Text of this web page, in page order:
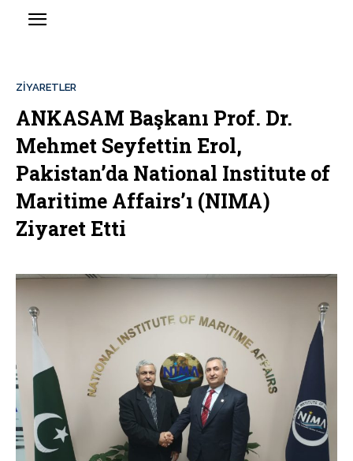
ZIYARETLER
ANKASAM Başkanı Prof. Dr.
Mehmet Seyfettin Erol,
Pakistan’da National Institute of
Maritime Affairs’ı (NIMA)
Ziyaret Etti